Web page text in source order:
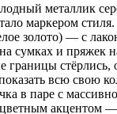
металлик
маркером
золото) — с
сумках и
всю свою
в паре с